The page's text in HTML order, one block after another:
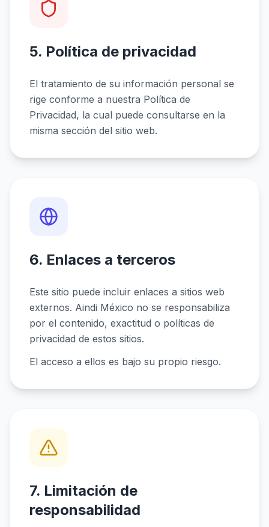
5. Política de privacidad
El tratamiento de su información personal se
rige conforme a nuestra Política de
Privacidad, la cual puede consultarse en la
misma sección del sitio web.
6. Enlaces a terceros
Este sitio puede incluir enlaces a sitios web
externos. Aindi México no se responsabiliza
por el contenido, exactitud o políticas de
privacidad de estos sitios.
El acceso a ellos es bajo su propio riesgo.
7. Limitación de
responsabilidad